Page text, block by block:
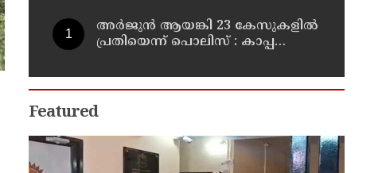
അര്‍ജുന്‍ ആയങ്കി 23 കേസുകളില്‍
പ്രതിയെന്ന് പൊലിസ് : കാപ്പ
നീക്കം
Featured